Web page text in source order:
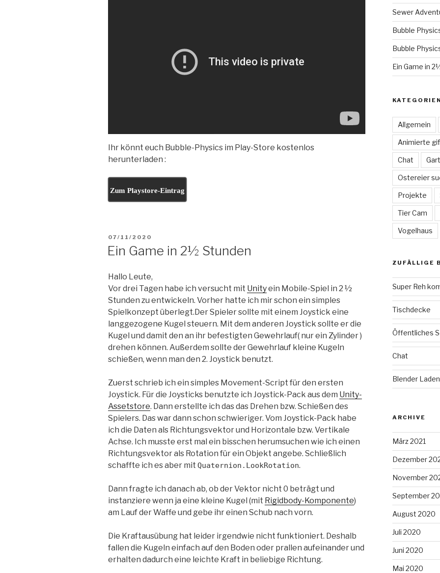
Ihr könnt euch Bubble-Physics im Play-Store kostenlos
herunterladen :
Zum Playstore-Eintrag
VERÖFFENTLICHT
07/11/2020
Ein Game in 2½ Stunden
Hallo Leute,
Vor drei Tagen habe ich versucht mit Unityein Mobile-Spiel in 2 ½
Stunden zu entwickeln. Vorher hatte ich mir schon ein simples
Spielkonzept überlegt.Der Spieler sollte mit einem Joystick eine
langgezogene Kugel steuern. Mit dem anderen Joystick sollte er die
Kugel und damit den an ihr befestigten Gewehrlauf( nur ein Zylinder )
drehen können. Außerdem sollte der Gewehrlauf kleine Kugeln
schießen, wenn man den 2. Joystick benutzt.
Zuerst schrieb ich ein simples Movement-Script für den ersten
Joystick. Für die Joysticks benutzte ich Joystick-Pack aus dem Unity-
Assetstore. Dann erstellte ich das das Drehen bzw. Schießen des
Spielers. Das war dann schon schwieriger. Vom Joystick-Pack habe
ich die Daten als Richtungsvektor und Horizontale bzw. Vertikale
Achse. Ich musste erst mal ein bisschen herumsuchen wie ich einen
Richtungsvektor als Rotation für ein Objekt angebe. Schließlich
schaffte ich es aber mit Quaternion.LookRotation.
Dann fragte ich danach ab, ob der Vektor nicht 0 beträgt und
instanziere wenn ja eine kleine Kugel (mit Rigidbody-Komponente)
am Lauf der Waffe und gebe ihr einen Schub nach vorn.
Die Kraftausübung hat leider irgendwie nicht funktioniert. Deshalb
fallen die Kugeln einfach auf den Boden oder prallen aufeinander und
erhalten dadurch eine leichte Kraft in beliebige Richtung.
Sewer
Bubble
Bubble
Ein Game in
Allgemein
Animierte
Chat
Ostereier
Projekte
Tier Cam
Vogelhaus
ZUFÄLLIGE
Super Reh
Tischdecke
Öffentliches
Chat
Blender Laden
ARCHIVE
März 2021
Dezember
November
September
August 2020
Juli 2020
Juni 2020
Mai 2020